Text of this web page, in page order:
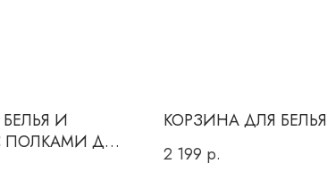
И
ДЛЯ
КОРЗИНА ДЛЯ БЕЛЬЯ
2 199 р.